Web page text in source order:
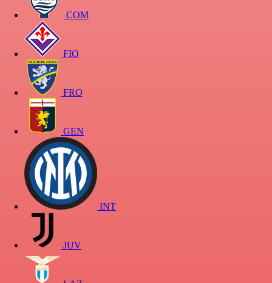
COM
FIO
FRO
GEN
INT
JUV